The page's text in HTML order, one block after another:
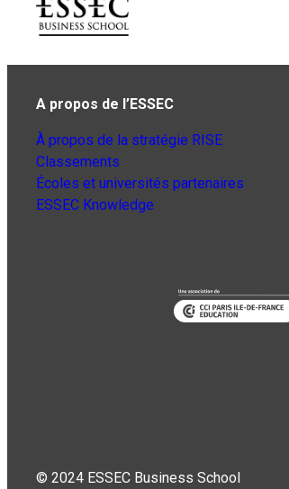
A propos de l’ESSEC
À propos de la stratégie RISE
Classements
Écoles et universités partenaires
ESSEC Knowledge
© 2024 ESSEC Business School